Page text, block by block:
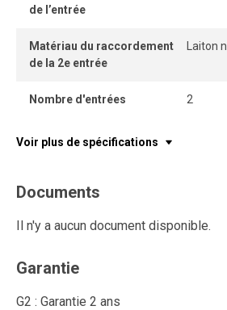
de l’entrée
Matériau du raccordement
de la 2e entrée
Laiton
Nombre d'entrées 2
Voir plus de spécifications
Documents
Il n'y a aucun document disponible.
Garantie
G2 : Garantie 2 ans